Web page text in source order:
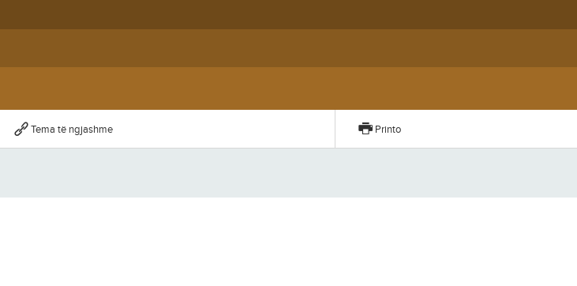
Tema të ngjashme Printo